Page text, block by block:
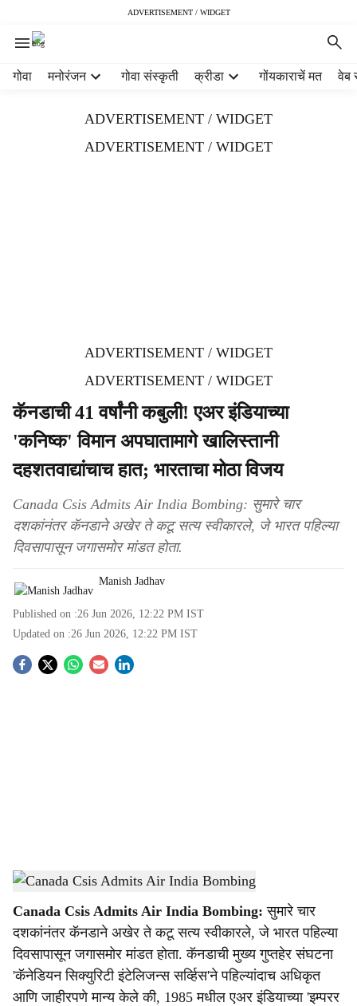
ADVERTISEMENT / WIDGET
गोवा मनोरंजन गोवा संस्कृती क्रीडा गोंयकाराचें मत वेब
ADVERTISEMENT / WIDGET
ADVERTISEMENT / WIDGET
ADVERTISEMENT / WIDGET
ADVERTISEMENT / WIDGET
कॅनडाची 41 वर्षांनी कबुली! एअर इंडियाच्या
'कनिष्क' विमान अपघातामागे खालिस्तानी
दहशतवाद्यांचाच हात; भारताचा मोठा विजय
Canada Csis Admits Air India Bombing: सुमारे चार
दशकांनंतर कॅनडाने अखेर ते कटू सत्य स्वीकारले, जे भारत पहिल्या
दिवसापासून जगासमोर मांडत होता.
Manish Jadhav
Published on :26 Jun 2026, 12:22 PM IST
Updated on :26 Jun 2026, 12:22 PM IST
S
a
r
e
Canada Csis Admits Air India Bombing- DainikGomantak
Canada Csis Admits Air India Bombing: सुमारे चार
दशकांनंतर कॅनडाने अखेर ते कटू सत्य स्वीकारले, जे भारत पहिल्या
दिवसापासून जगासमोर मांडत होता. कॅनडाची मुख्य गुप्तहेर संघटना
'कॅनेडियन सिक्युरिटी इंटेलिजन्स सर्व्हिस'ने पहिल्यांदाच अधिकृत
आणि जाहीरपणे मान्य केले की, 1985 मधील एअर इंडियाच्या 'इम्परर